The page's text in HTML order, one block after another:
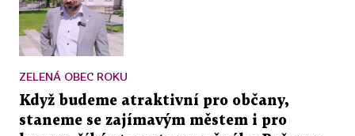
ZELENÁ OBEC ROKU
Když budeme atraktivní pro občany,
staneme se zajímavým městem i pro